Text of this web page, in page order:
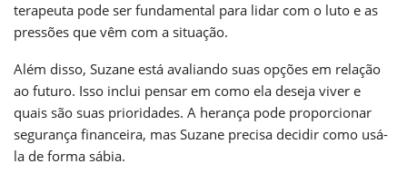
terapeuta pode ser fundamental para lidar com o luto e as
pressões que vêm com a situação.
Além disso, Suzane está avaliando suas opções em relação
ao futuro. Isso inclui pensar em como ela deseja viver e
quais são suas prioridades. A herança pode proporcionar
segurança financeira, mas Suzane precisa decidir como usá-
la de forma sábia.